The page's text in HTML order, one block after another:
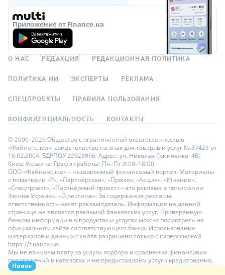
Новое
Приложение от Finance.ua
О НАС РЕДАКЦИЯ РЕДАКЦИОННАЯ ПОЛИТИКА
ПОЛИТИКА ИИ ЭКСПЕРТЫ РЕКЛАМА
СПЕЦПРОЕКТЫ ПРАВИЛА ПОЛЬЗОВАНИЯ
КОНФИДЕНЦИАЛЬНОСТЬ КОНТАКТЫ
© 2000–2026 Общество с ограниченной ответственностью
«Файненс.юа», свидетельство на знак для товаров и услуг № 37423 от
16.02.2004, ЕДРПОУ 22929966. Адрес: ул. Николая Гринченко, 4В,
Киев, Украина. График работы: Пн–Пт 9:00–18:00.
ООО «Файненс.юа» – независимый финансовый портал. Материалы
с пометками «Р», «Партнёрская», «Промо», «Акция», «Мнение»,
«Спецпроект», «Партнёрский проект» – это реклама в понимании
Закона Украины «О рекламе». За содержание рекламы
ответственность несёт рекламодатель. Информация на данной
странице не является рекламой банковских услуг. Проверенную
банком информацию о продуктах и услугах можно посмотреть на
официальном сайте соответствующего банка. Использование
материалов и данных с сайта разрешено только с гиперссылкой
https://finance.ua.
Мы не взимаем плату за услуги подбора и сравнения финансовых
предложений в каталогах и не предоставляем услуги кредитования,
размещения депозитов и страхования. Ваши личные данные на